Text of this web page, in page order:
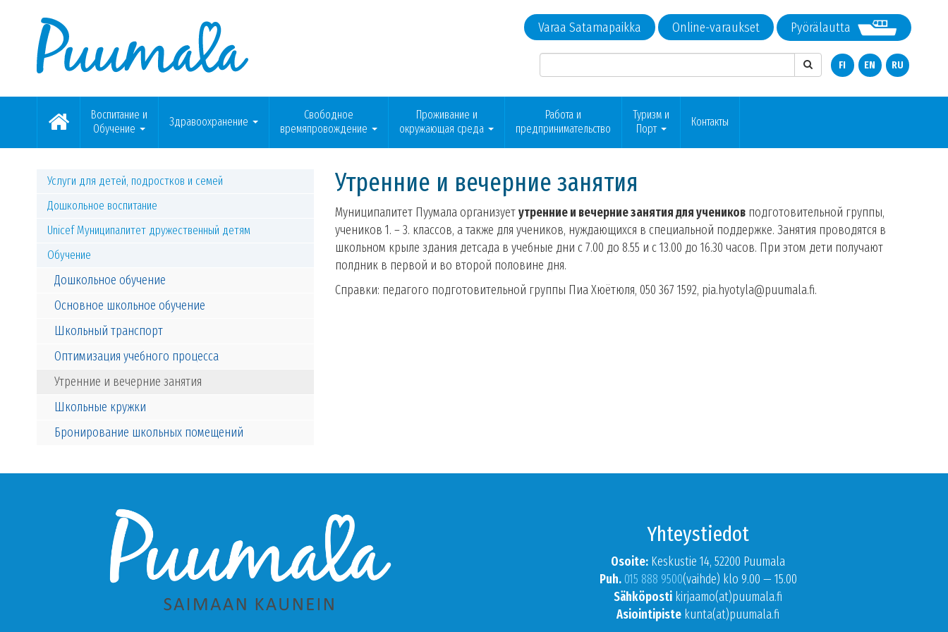
Varaa Satamapaikka Online-varaukset Pyörälautta
FI EN RU
Воспитание и
Обучение
Здравоохранение
Свободное
времяпровождение
Проживание и
окружающая среда
Работа и
предпринимательство
Туризм и
Порт
Контакты
Услуги для детей, подростков и семей
Дошкольное воспитание
Unicef Муниципалитет дружественный детям
Обучение
Дошкольное обучение
Основное школьное обучение
Школьный транспорт
Оптимизация учебного процесса
Утренние и вечерние занятия
Школьные кружки
Бронирование школьных помещений
Утренние и вечерние занятия
Муниципалитет Пуумала организуетутренние и вечерние занятия для учеников подготовительной группы,
учеников 1. – 3. классов, а также для учеников, нуждающихся в специальной поддержке. Занятия проводятся в
школьном крыле здания детсада в учебные дни с 7.00 до 8.55 и с 13.00 до 16.30 часов. При этом дети получают
полдник в первой и во второй половине дня.
Справки: педагого подготовительной группы Пиа Хюётюля, 050 367 1592, pia.hyotyla@puumala.fi.
Yhteystiedot
Osoite: Keskustie 14, 52200 Puumala
Puh. 015 888 9500(vaihde) klo 9.00 — 15.00
Sähköposti kirjaamo(at)puumala.fi
Asiointipiste kunta(at)puumala.fi